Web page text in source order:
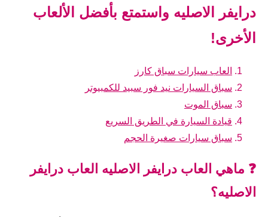
درايفر الاصليه واستمتع بأفضل الألعاب
الأخرى!
العاب سيارات سباق كارز
سباق السيارات نيد فور سبيد للكمبيوتر
سباق الموت
قيادة السيارة في الطريق السريع
سباق سيارات صغيرة الحجم
❓ ماهي العاب درايفر الاصليه العاب درايفر
الاصليه؟